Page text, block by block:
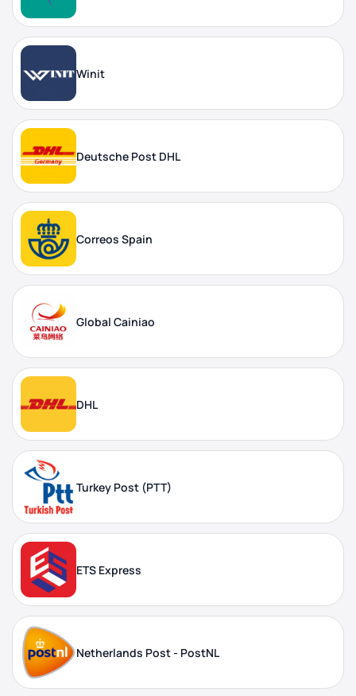
Winit
Deutsche Post DHL
Correos Spain
Global Cainiao
DHL
Turkey Post (PTT)
ETS Express
Netherlands Post - PostNL